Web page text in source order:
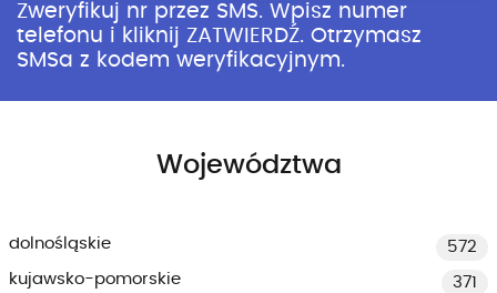
Zweryfikuj nr przez SMS. Wpisz numer
telefonu i kliknij ZATWIERDŹ. Otrzymasz
SMSa z kodem weryfikacyjnym.
Województwa
dolnośląskie
572
kujawsko-pomorskie
371